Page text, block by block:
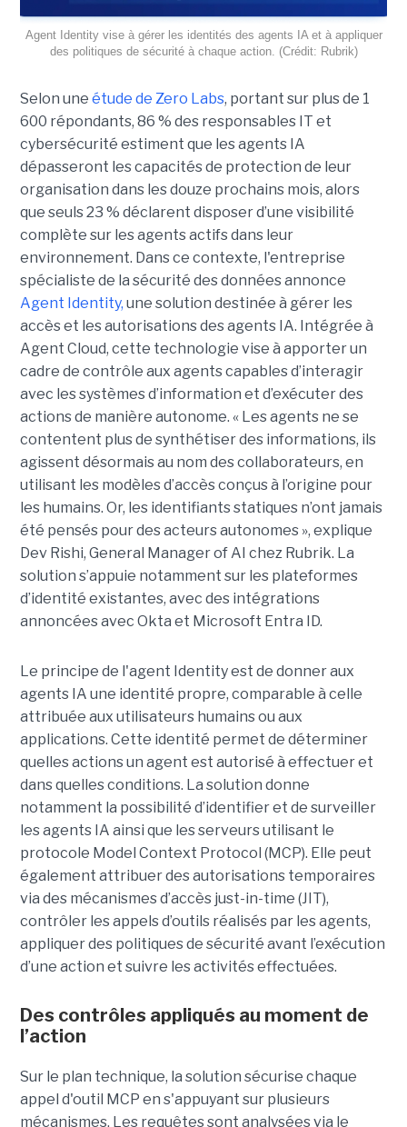
Agent Identity vise à gérer les identités des agents IA et à appliquer
des politiques de sécurité à chaque action. (Crédit: Rubrik)
Selon une étude de Zero Labs, portant sur plus de 1
600 répondants, 86 % des responsables IT et
cybersécurité estiment que les agents IA
dépasseront les capacités de protection de leur
organisation dans les douze prochains mois, alors
que seuls 23 % déclarent disposer d’une visibilité
complète sur les agents actifs dans leur
environnement. Dans ce contexte, l'entreprise
spécialiste de la sécurité des données annonce
Agent Identity, une solution destinée à gérer les
accès et les autorisations des agents IA. Intégrée à
Agent Cloud, cette technologie vise à apporter un
cadre de contrôle aux agents capables d’interagir
avec les systèmes d’information et d’exécuter des
actions de manière autonome. « Les agents ne se
contentent plus de synthétiser des informations, ils
agissent désormais au nom des collaborateurs, en
utilisant les modèles d’accès conçus à l’origine pour
les humains. Or, les identifiants statiques n’ont jamais
été pensés pour des acteurs autonomes », explique
Dev Rishi, General Manager of AI chez Rubrik. La
solution s’appuie notamment sur les plateformes
d’identité existantes, avec des intégrations
annoncées avec Okta et Microsoft Entra ID.
Le principe de l'agent Identity est de donner aux
agents IA une identité propre, comparable à celle
attribuée aux utilisateurs humains ou aux
applications. Cette identité permet de déterminer
quelles actions un agent est autorisé à effectuer et
dans quelles conditions. La solution donne
notamment la possibilité d’identifier et de surveiller
les agents IA ainsi que les serveurs utilisant le
protocole Model Context Protocol (MCP). Elle peut
également attribuer des autorisations temporaires
via des mécanismes d’accès just-in-time (JIT),
contrôler les appels d’outils réalisés par les agents,
appliquer des politiques de sécurité avant l’exécution
d’une action et suivre les activités effectuées.
Des contrôles appliqués au moment de
l’action
Sur le plan technique, la solution sécurise chaque
appel d'outil MCP en s'appuyant sur plusieurs
mécanismes. Les requêtes sont analysées via le